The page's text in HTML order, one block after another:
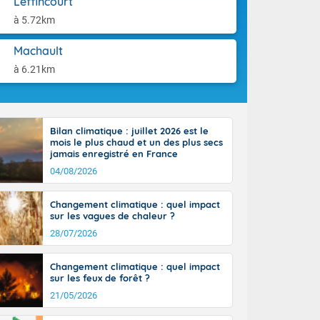
à 5.72km
Machault
à 6.21km
jusque
la Corse.
Pyrénées,
marge de
de la
En soirée,
22 à 24,
sur le
hors côtes
38 ou 39
Bilan climatique : juillet 2026 est le
mois le plus chaud et un des plus secs
jamais enregistré en France
04/08/2026
Changement climatique : quel impact
sur les vagues de chaleur ?
28/07/2026
Changement climatique : quel impact
sur les feux de forêt ?
21/05/2026